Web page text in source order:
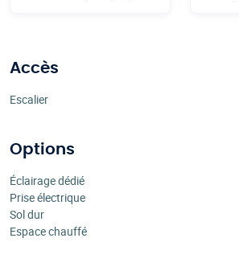
Accès
Escalier
Options
Éclairage dédié
Prise électrique
Sol dur
Espace chauffé